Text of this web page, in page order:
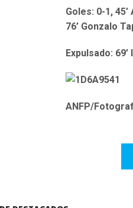
Goles: 0-1,
76’ Gonzalo
Expulsado:
ANFP/